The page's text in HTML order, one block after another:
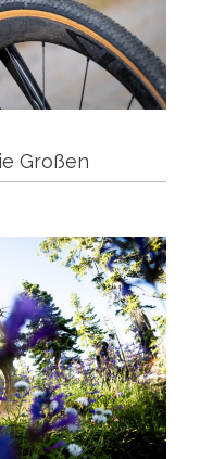
Großen